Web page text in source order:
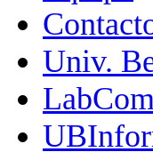
Univ.
LabCom